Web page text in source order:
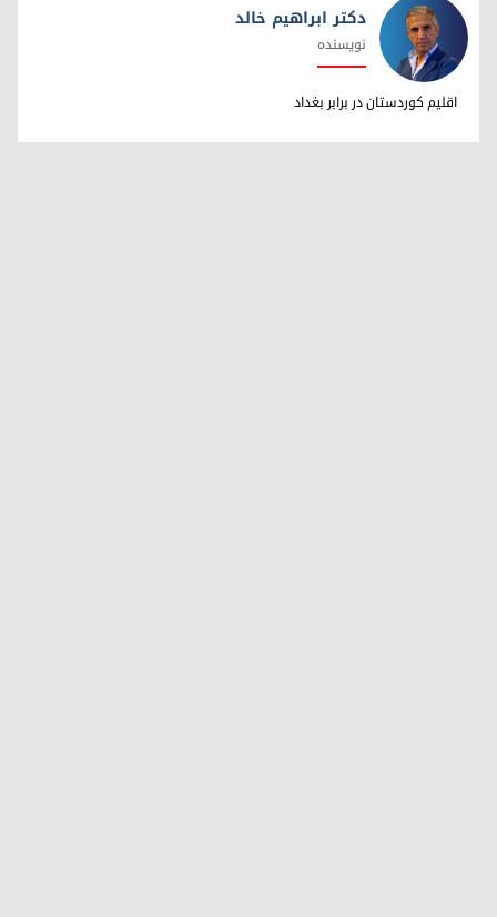
دکتر ابراهیم خالد
دکتر ابراهیم خالد
نویسنده
اقلیم کوردستان در برابر بغداد